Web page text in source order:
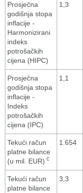
Prosječna
godišnja stopa
inflacije -
Harmonizirani
indeks
potrošačkih
cijena (HIPC)
1,3
Prosječna
godišnja stopa
inflacije -
Indeks
potrošačkih
cijena (IPC)
1,1
Tekući račun
platne bilance
(u mil. EUR) c
1.654
Tekući račun
platne bilance
3,3